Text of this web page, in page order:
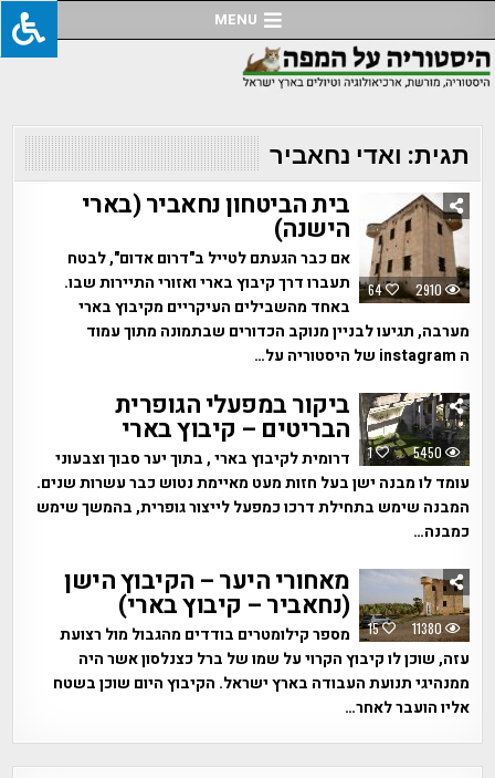
to
content
MENU
תגית: ואדי נחאביר
64 2910
בית הביטחון נחאביר (בארי
הישנה)
אם כבר הגעתם לטייל ב"דרום אדום", לבטח
תעברו דרך קיבוץ בארי ואזורי התיירות שבו.
באחד מהשבילים העיקריים מקיבוץ בארי
מערבה, תגיעו לבניין מנוקב הכדורים שבתמונה מתוך עמוד
ה instagram של היסטוריה על…
1 5450
ביקור במפעלי הגופרית
הבריטים – קיבוץ בארי
דרומית לקיבוץ בארי , בתוך יער סבוך וצבעוני
עומד לו מבנה ישן בעל חזות מעט מאיימת נטוש כבר עשרות שנים.
המבנה שימש בתחילת דרכו כמפעל לייצור גופרית, בהמשך שימש
כמבנה…
15 11380
מאחורי היער – הקיבוץ הישן
(נחאביר – קיבוץ בארי)
מספר קילומטרים בודדים מהגבול מול רצועת
עזה, שוכן לו קיבוץ הקרוי על שמו של ברל כצנלסון אשר היה
ממנהיגי תנועת העבודה בארץ ישראל. הקיבוץ היום שוכן בשטח
אליו הועבר לאחר…